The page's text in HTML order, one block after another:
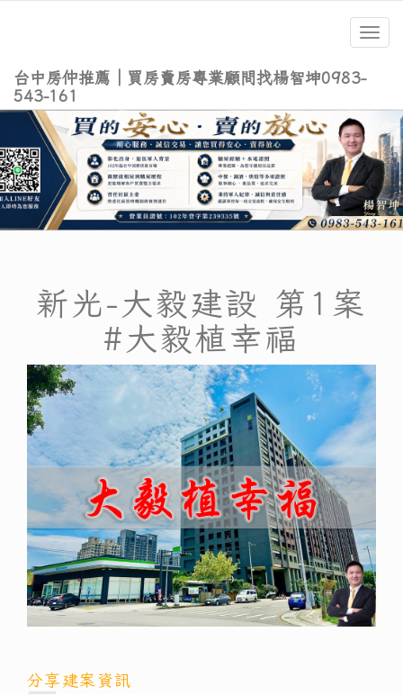
台中房仲推薦｜買房賣房專業顧問找楊智坤0983-
543-161
新光-大毅建設 第1案
#大毅植幸福
分享建案資訊